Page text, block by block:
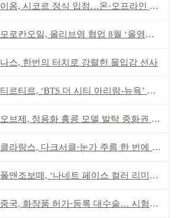
이옴, 시코르 정식 입점…온·오프라인 유통망 확대
모로칸오일, 올리브영 협업 8월 ‘올영픽’ 선정
나스, 한번의 터치로 강렬한 몰입감 선사
티르티르, ‘BTS 더 시티 아리랑-뉴욕’ 참여
오브제, 정용화 홍콩 모델 발탁 중화권 공략 강화
클라랑스, 다크서클·눈가 주름 한 번에 더블 케어
폴앤조보떼, ‘나네트 페이스 컬러 리미티드’ 출시
중국, 화장품 허가·등록 대수술… 시험자료 공용 허용